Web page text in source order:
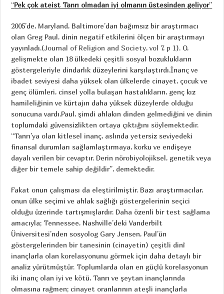
“Pek çok ateist Tanrı olmadan iyi olmanın üstesinden geliyor’’
2005’de, Maryland, Baltimore’dan bağımsız bir araştırmacı
olan Greg Paul, dinin negatif etkilerini ölçen bir araştırmayı
yayınladı.(Journal of Religion and Society, vol 7, p 1). O,
gelişmekte olan 18 ülkedeki çeşitli sosyal bozuklukların
göstergeleriyle dindarlık düzeylerini karşılaştırdı.İnanç ve
ibadet seviyesi daha yüksek olan ülkelerde cinayet, çocuk ve
genç ölümleri, cinsel yolla bulaşan hastalıkların, genç kız
hamileliğinin ve kürtajın daha yüksek düzeylerde olduğu
sonucuna vardı.Paul, şimdi ahlakın dinden gelmediğini ve dinin
toplumdaki güvensizlikten ortaya çıktığını söylemektedir.
“Tanrı’ya olan kitlesel inanç, aslında yetersiz seviyedeki
finansal durumları sağlamlaştırmaya, korku ve endişeye
dayalı verilen bir cevaptır. Derin nörobiyolojiksel, genetik veya
diğer bir temele sahip değildir’’, demektedir.
Fakat onun çalışması da eleştirilmiştir. Bazı araştırmacılar,
onun ülke seçimi ve ahlak sağlığı göstergelerinin seçici
olduğu üzerinde tartışmışlardır. Daha özenli bir test sağlama
amacıyla; Tennessee, Nashville’deki Vanderbilt
Üniversitesi’nden sosyolog Gary Jensen, Paul’ün
göstergelerinden bir tanesinin (cinayetin) çeşitli dinî
inançlarla olan korelasyonunu görmek için daha detaylı bir
analiz yürütmüştür. Toplumlarda olan en güçlü korelasyonun
iki inanç olan iyi ve kötü, Tanrı ve şeytan inançlarında
olmasına rağmen; cinayet oranlarının ateşli inançlarla